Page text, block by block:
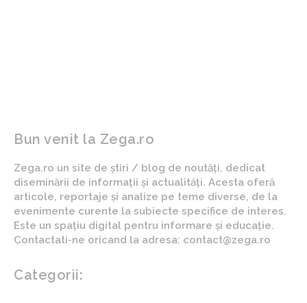
Bun venit la Zega.ro
Zega.ro un site de știri / blog de noutăți, dedicat
diseminării de informații și actualități. Acesta oferă
articole, reportaje și analize pe teme diverse, de la
evenimente curente la subiecte specifice de interes.
Este un spațiu digital pentru informare și educație.
Contactati-ne oricand la adresa: contact@zega.ro
Categorii: